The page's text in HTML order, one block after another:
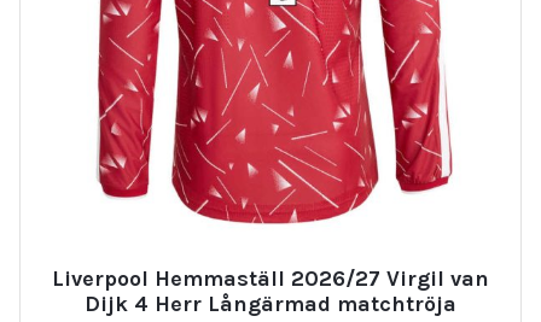
Liverpool Hemmaställ 2026/27 Virgil van
Dijk 4 Herr Långärmad matchtröja